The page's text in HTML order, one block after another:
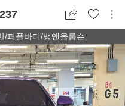
/퍼플바디/뱅앤올룹슨